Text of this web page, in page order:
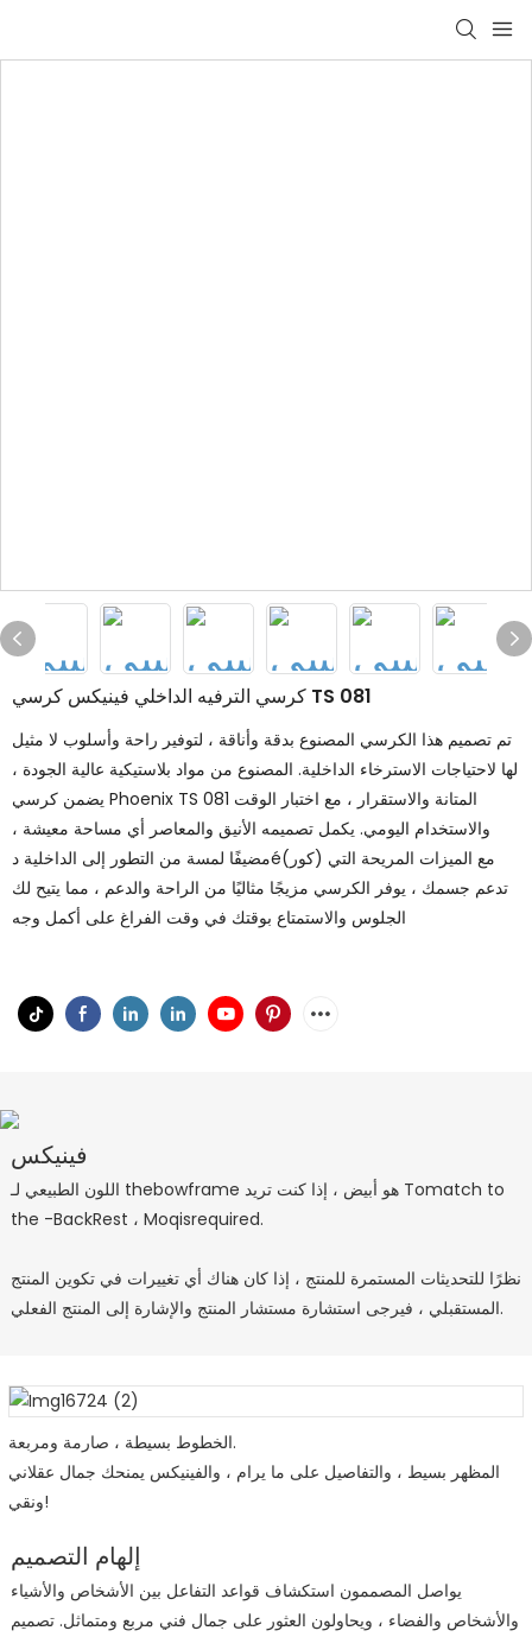
كرسي الترفيه الداخلي فينيكس كرسي TS 081
تم تصميم هذا الكرسي المصنوع بدقة وأناقة ، لتوفير راحة وأسلوب لا مثيل
لها لاحتياجات الاسترخاء الداخلية. المصنوع من مواد بلاستيكية عالية الجودة ،
يضمن كرسي Phoenix TS 081 المتانة والاستقرار ، مع اختبار الوقت
والاستخدام اليومي. يكمل تصميمه الأنيق والمعاصر أي مساحة معيشة ،
مضيفًا لمسة من التطور إلى الداخلية دé(كور) مع الميزات المريحة التي
تدعم جسمك ، يوفر الكرسي مزيجًا مثاليًا من الراحة والدعم ، مما يتيح لك
فينيكس
اللون الطبيعي لـ thebowframe هو أبيض ، إذا كنت تريد Tomatch to
the -BackRest ، Moqisrequired.
نظرًا للتحديثات المستمرة للمنتج ، إذا كان هناك أي تغييرات في تكوين المنتج
المستقبلي ، فيرجى استشارة مستشار المنتج والإشارة إلى المنتج الفعلي.
الخطوط بسيطة ، صارمة ومربعة.
المظهر بسيط ، والتفاصيل على ما يرام ، والفينيكس يمنحك جمال عقلاني
ونقي!
إلهام التصميم
يواصل المصممون استكشاف قواعد التفاعل بين الأشخاص والأشياء
والأشخاص والفضاء ، ويحاولون العثور على جمال فني مربع ومتماثل. تصميم